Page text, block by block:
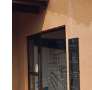
Centre